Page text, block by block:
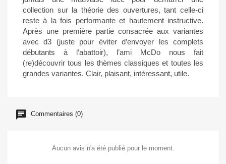
collection sur la théorie des ouvertures, tant celle-ci
reste à la fois performante et hautement instructive.
Après une première partie consacrée aux variantes
avec d3 (juste pour éviter d’envoyer les complets
débutants à l’abattoir), l’ami McDo nous fait
(re)découvrir tous les thèmes classiques et toutes les
grandes variantes. Clair, plaisant, intéressant, utile.
Commentaires (0)
Aucun avis n'a été publié pour le moment.